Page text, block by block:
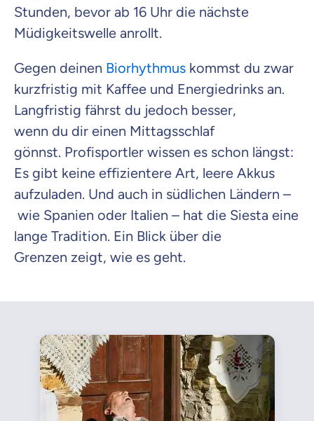
Stunden, bevor ab 16 Uhr die nächste
Müdigkeitswelle anrollt.
Gegen deinen Biorhythmus kommst du zwar
kurzfristig mit Kaffee und Energiedrinks an.
Langfristig fährst du jedoch besser,
wenn du dir einen Mittagsschlaf
gönnst. Profisportler wissen es schon längst:
Es gibt keine effizientere Art, leere Akkus
aufzuladen. Und auch in südlichen Ländern –
wie Spanien oder Italien – hat die Siesta eine
lange Tradition. Ein Blick über die
Grenzen zeigt, wie es geht.